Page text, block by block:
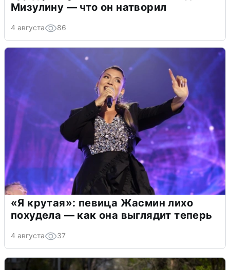
Мизулину — что он натворил
4 августа 86
«Я крутая»: певица Жасмин лихо
похудела — как она выглядит теперь
4 августа 37